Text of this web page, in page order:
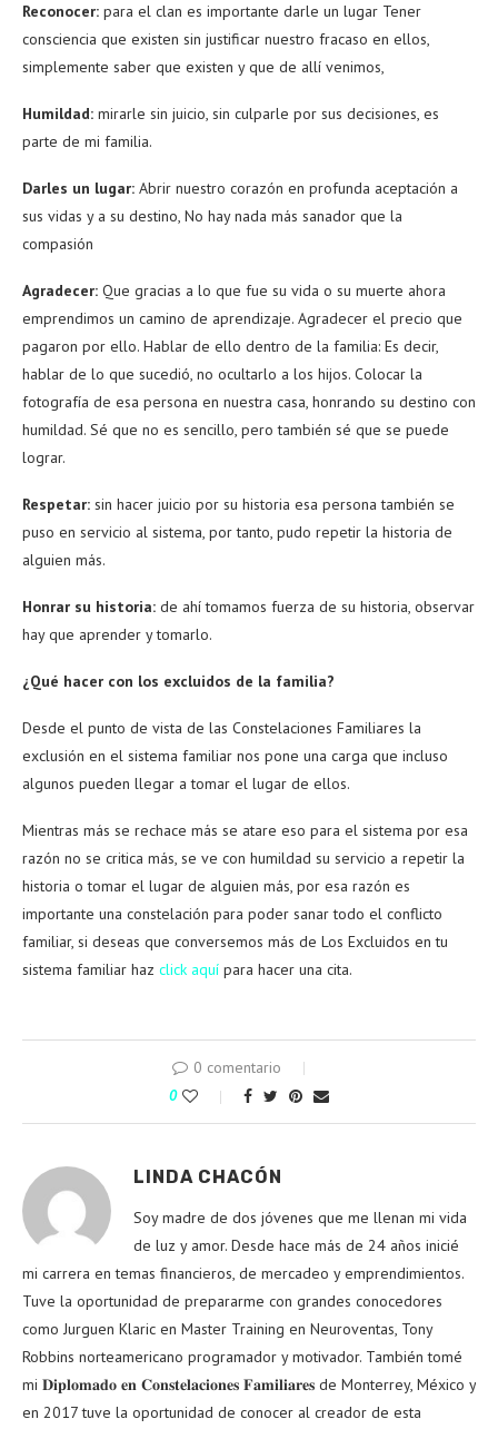
Reconocer: para el clan es importante darle un lugar Tener
consciencia que existen sin justificar nuestro fracaso en ellos,
simplemente saber que existen y que de allí venimos,
Humildad: mirarle sin juicio, sin culparle por sus decisiones, es
parte de mi familia.
Darles un lugar: Abrir nuestro corazón en profunda aceptación a
sus vidas y a su destino, No hay nada más sanador que la
compasión
Agradecer: Que gracias a lo que fue su vida o su muerte ahora
emprendimos un camino de aprendizaje. Agradecer el precio que
pagaron por ello. Hablar de ello dentro de la familia: Es decir,
hablar de lo que sucedió, no ocultarlo a los hijos. Colocar la
fotografía de esa persona en nuestra casa, honrando su destino con
humildad. Sé que no es sencillo, pero también sé que se puede
lograr.
Respetar: sin hacer juicio por su historia esa persona también se
puso en servicio al sistema, por tanto, pudo repetir la historia de
alguien más.
Honrar su historia: de ahí tomamos fuerza de su historia, observar
hay que aprender y tomarlo.
¿Qué hacer con los excluidos de la familia?
Desde el punto de vista de las Constelaciones Familiares la
exclusión en el sistema familiar nos pone una carga que incluso
algunos pueden llegar a tomar el lugar de ellos.
Mientras más se rechace más se atare eso para el sistema por esa
razón no se critica más, se ve con humildad su servicio a repetir la
historia o tomar el lugar de alguien más, por esa razón es
importante una constelación para poder sanar todo el conflicto
familiar, si deseas que conversemos más de Los Excluidos en tu
sistema familiar haz click aquí para hacer una cita.
0 comentario
0
LINDA CHACÓN
Soy madre de dos jóvenes que me llenan mi vida
de luz y amor. Desde hace más de 24 años inicié
mi carrera en temas financieros, de mercadeo y emprendimientos.
Tuve la oportunidad de prepararme con grandes conocedores
como Jurguen Klaric en Master Training en Neuroventas, Tony
Robbins norteamericano programador y motivador. También tomé
mi 𝐃𝐢𝐩𝐥𝐨𝐦𝐚𝐝𝐨 𝐞𝐧 𝐂𝐨𝐧𝐬𝐭𝐞𝐥𝐚𝐜𝐢𝐨𝐧𝐞𝐬 𝐅𝐚𝐦𝐢𝐥𝐢𝐚𝐫𝐞𝐬 de Monterrey, México y
en 2017 tuve la oportunidad de conocer al creador de esta